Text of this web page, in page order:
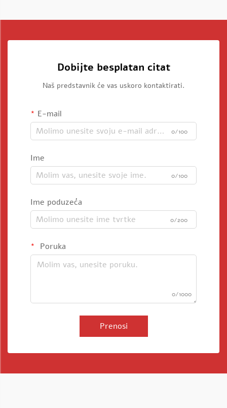
Dobijte besplatan citat
Naš predstavnik će vas uskoro kontaktirati.
E-mail
0/100
Ime
0/100
Ime poduzeća
0/200
Poruka
0/1000
Prenosi